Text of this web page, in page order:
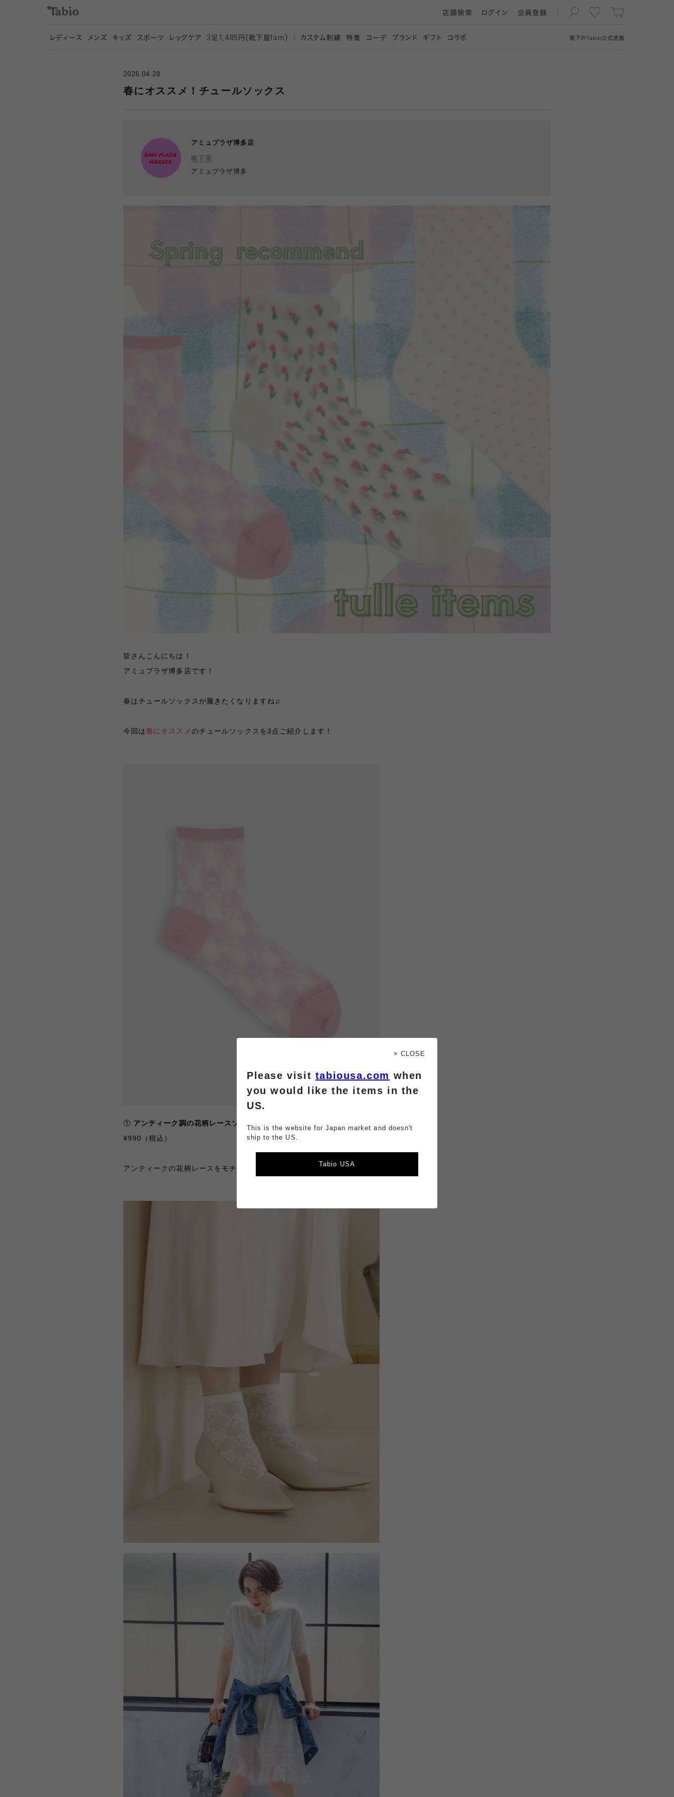
靴下の Tabio公式通販
店舗検索 ログイン 会員登録
レディース メンズ キッズ スポーツ レッグケア 3 足1,485円（靴下屋fam） カスタム刺繍 特集 コーデ ブランド ギフト コラボ
2026.04.28
春にオススメ！チュールソックス
アミュプラザ博多店
靴下屋
アミュプラザ博多
皆さんこんにちは！
アミュプラザ博多店です！
春はチュールソックスが履きたくなりますね♫
今回は春にオススメのチュールソックスを3 点ご紹介します！
① アンティーク調の花柄レースソックス
¥990
（税込）
アンティークの花柄レースをモチーフにした透け感のあるショートソックスです。
× CLOSE
Please visit tabiousa.com when
you would like the items in the
US.
This is the website for Japan market and doesn't
ship to the US.
Tabio USA